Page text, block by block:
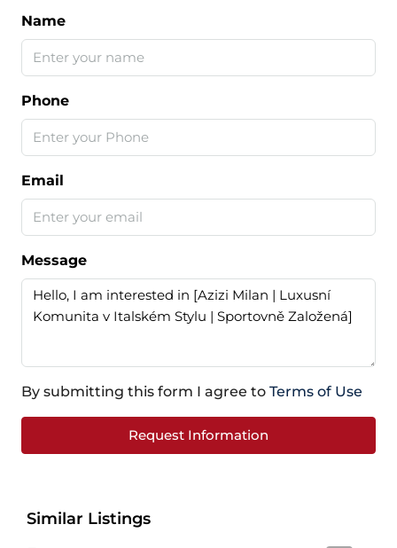
Name
Phone
Email
Message
By submitting this form I agree to Terms of Use
Request Information
Similar Listings